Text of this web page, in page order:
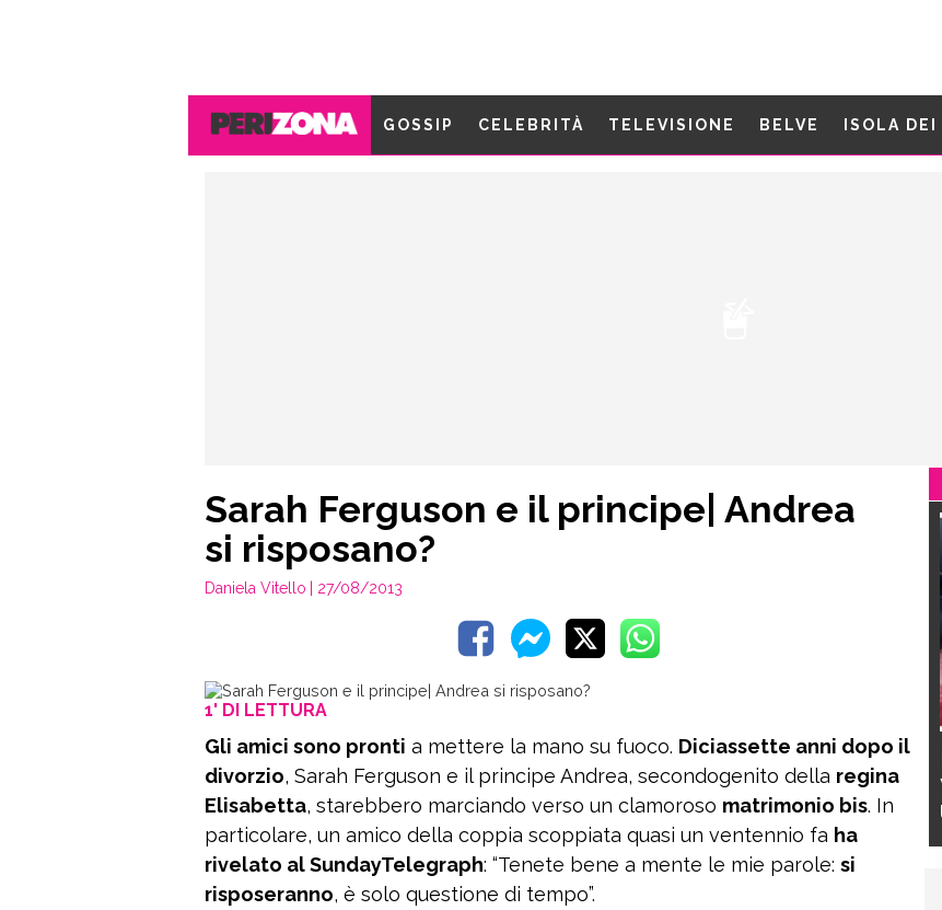
GOSSIP CELEBRITÀ TELEVISIONE BELVE ISOLA DEI
Sarah Ferguson e il principe| Andrea
si risposano?
Daniela Vitello | 27/08/2013
1' DI LETTURA
Gli amici sono pronti a mettere la mano su fuoco. Diciassette anni dopo il
divorzio, Sarah Ferguson e il principe Andrea, secondogenito della regina
Elisabetta, starebbero marciando verso un clamoroso matrimonio bis. In
particolare, un amico della coppia scoppiata quasi un ventennio fa ha
rivelato al SundayTelegraph: “Tenete bene a mente le mie parole: si
risposeranno, è solo questione di tempo”.